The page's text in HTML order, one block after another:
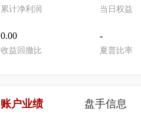
累计净利润 当日权益
0.00
收益回撤比
-
夏普比率
账户业绩 盘手信息